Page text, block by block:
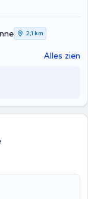
2,1 km
Alles zien